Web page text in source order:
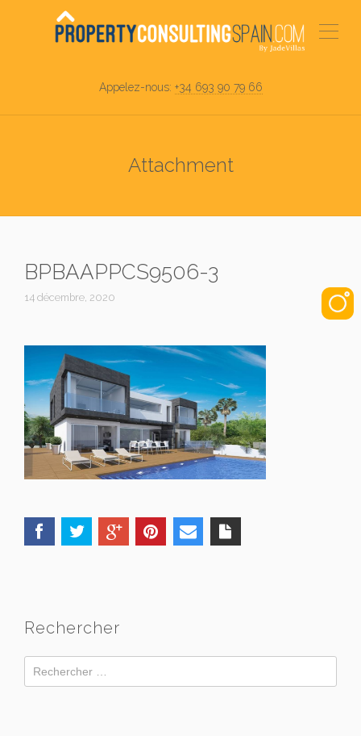
Appelez-nous: +34 693 90 79 66
Attachment
BPBAAPPCS9506-3
14 décembre, 2020
Rechercher